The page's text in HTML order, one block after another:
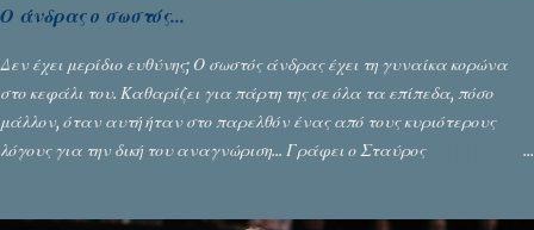
Ο άνδρας ο σωστός...
Δεν έχει μερίδιο ευθύνης; Ο σωστός άνδρας έχει τη γυναίκα κορώνα
στο κεφάλι του. Καθαρίζει για πάρτη της σε όλα τα επίπεδα, πόσο
μάλλον, όταν αυτή ήταν στο παρελθόν ένας από τους κυριότερους
λόγους για την δική του αναγνώριση... Γράφει ο Σταύρος